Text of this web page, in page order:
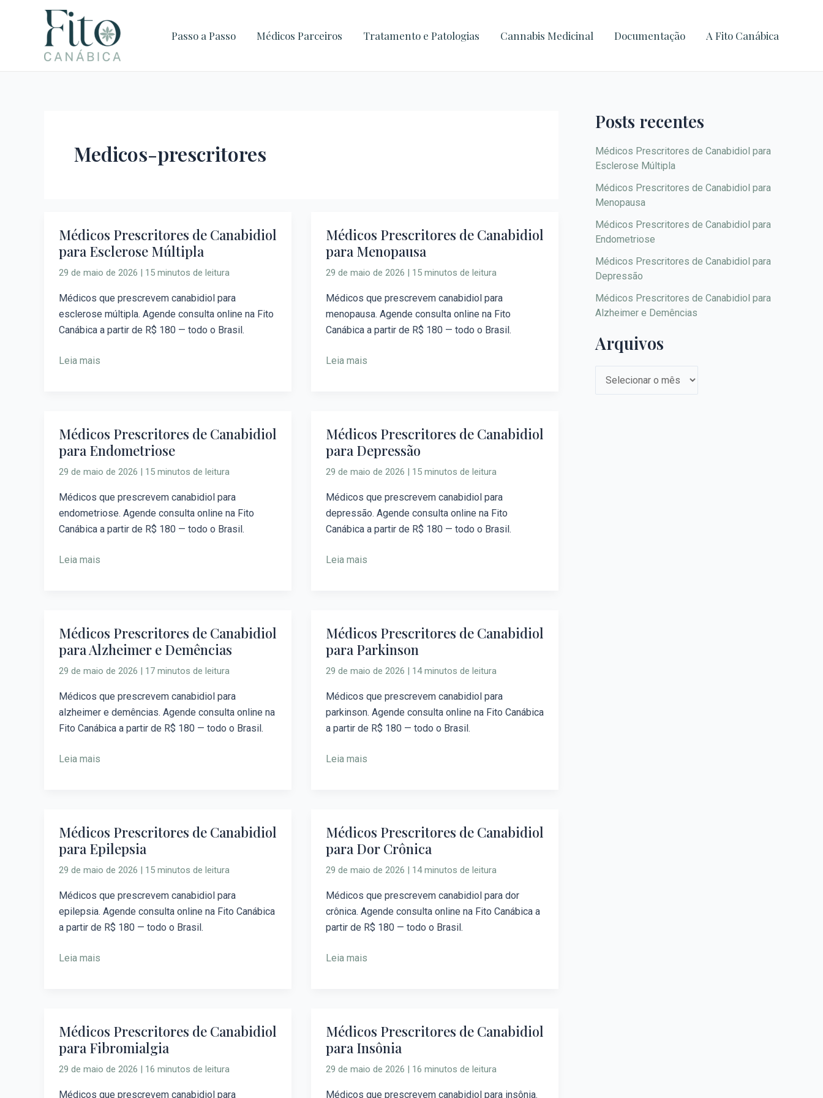
Passo a Passo Médicos Parceiros Tratamento e Patologias Cannabis Medicinal Documentação A Fito Canábica
Medicos-prescritores
Médicos Prescritores de Canabidiol
para Esclerose Múltipla
29 de maio de 2026 15 minutos de leitura
Médicos que prescrevem canabidiol para
esclerose múltipla. Agende consulta online na Fito
Canábica a partir de R$ 180 — todo o Brasil.
Médicos
Prescritores
para
Esclerose
Múltipla
Leia mais
Médicos Prescritores de Canabidiol
para Menopausa
29 de maio de 2026 15 minutos de leitura
Médicos que prescrevem canabidiol para
menopausa. Agende consulta online na Fito
Canábica a partir de R$ 180 — todo o Brasil.
Médicos
Prescritores
para
Menopausa
Leia mais
Médicos Prescritores de Canabidiol
para Endometriose
29 de maio de 2026 | 15 minutos de leitura
Médicos que prescrevem canabidiol para
endometriose. Agende consulta online na Fito
Canábica a partir de R$ 180 — todo o Brasil.
Médicos
Prescritores
para
Endometriose
Leia mais
Médicos Prescritores de Canabidiol
para Depressão
29 de maio de 2026 | 15 minutos de leitura
Médicos que prescrevem canabidiol para
depressão. Agende consulta online na Fito
Canábica a partir de R$ 180 — todo o Brasil.
Médicos
Prescritores
para
Depressão
Leia mais
Médicos Prescritores de Canabidiol
para Alzheimer e Demências
29 de maio de 2026 | 17 minutos de leitura
Médicos que prescrevem canabidiol para
alzheimer e demências. Agende consulta online na
Fito Canábica a partir de R$ 180 — todo o Brasil.
Médicos
Prescritores
para
Alzheimer
e
Leia mais
Médicos Prescritores de Canabidiol
para Parkinson
29 de maio de 2026 | 14 minutos de leitura
Médicos que prescrevem canabidiol para
parkinson. Agende consulta online na Fito Canábica
a partir de R$ 180 — todo o Brasil.
Médicos
Prescritores
para
Parkinson
Leia mais
Médicos Prescritores de Canabidiol
para Epilepsia
29 de maio de 2026 | 15 minutos de leitura
Médicos que prescrevem canabidiol para
epilepsia. Agende consulta online na Fito Canábica
a partir de R$ 180 — todo o Brasil.
Médicos
Prescritores
para
Epilepsia
Leia mais
Médicos Prescritores de Canabidiol
para Dor Crônica
29 de maio de 2026 | 14 minutos de leitura
Médicos que prescrevem canabidiol para dor
crônica. Agende consulta online na Fito Canábica a
partir de R$ 180 — todo o Brasil.
Médicos
Prescritores
para
Dor
Crônica
Leia mais
Médicos Prescritores de Canabidiol
para Fibromialgia
29 de maio de 2026 | 16 minutos de leitura
Médicos que prescrevem canabidiol para
Médicos
Prescritores
para
Médicos Prescritores de Canabidiol
para Insônia
29 de maio de 2026 | 16 minutos de leitura
Médicos que prescrevem canabidiol para insônia.
Médicos
Prescritores
para
Post
pagination
Posts recentes
Médicos Prescritores de Canabidiol para
Esclerose Múltipla
Médicos Prescritores de Canabidiol para
Menopausa
Médicos Prescritores de Canabidiol para
Endometriose
Médicos Prescritores de Canabidiol para
Depressão
Médicos Prescritores de Canabidiol para
Alzheimer e Demências
Arquivos
o
s